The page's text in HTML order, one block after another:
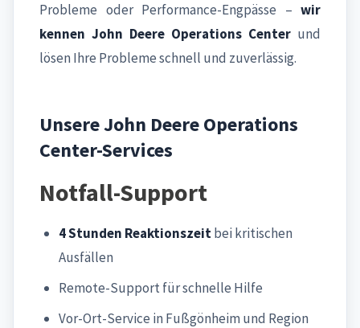
Probleme oder Performance-Engpässe – wir
kennen John Deere Operations Center und
lösen Ihre Probleme schnell und zuverlässig.
Unsere John Deere Operations
Center-Services
Notfall-Support
4 Stunden Reaktionszeitbei kritischen
Ausfällen
Remote-Support für schnelle Hilfe
Vor-Ort-Service in Fußgönheim und Region